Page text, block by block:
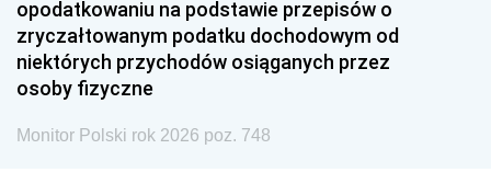
opodatkowaniu na podstawie przepisów o
zryczałtowanym podatku dochodowym od
niektórych przychodów osiąganych przez
osoby fizyczne
Monitor Polski rok 2026 poz. 748